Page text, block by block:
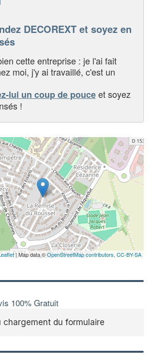
DECOREXT et soyez en
cette entreprise : je l'ai fait
moi, j'y ai travaillé, c'est un
lui un coup de pouceet soyez
!
| Map data ©OpenStreetMap contributors, CC-BY-SA
100% Gratuit
chargement du formulaire